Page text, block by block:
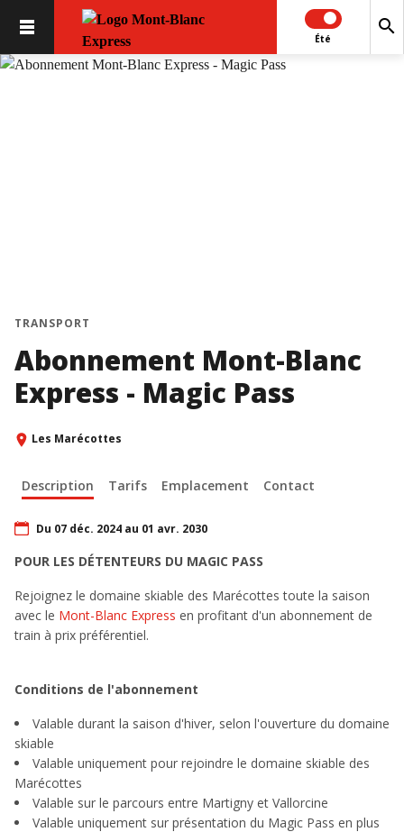
Été
search
TRANSPORT
Abonnement Mont-Blanc
Express - Magic Pass
Les Marécottes
Description Tarifs Emplacement Contact
Du 07 déc. 2024 au 01 avr. 2030
POUR LES DÉTENTEURS DU MAGIC PASS
Rejoignez le domaine skiable des Marécottes toute la saison
avec le Mont-Blanc Express en profitant d'un abonnement de
train à prix préférentiel.
Conditions de l'abonnement
Valable durant la saison d'hiver, selon l'ouverture du domaine
skiable
Valable uniquement pour rejoindre le domaine skiable des
Marécottes
Valable sur le parcours entre Martigny et Vallorcine
Valable uniquement sur présentation du Magic Pass en plus